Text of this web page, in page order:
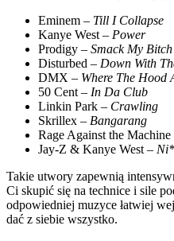
Eminem – Till I Collapse
Kanye West – Power
Prodigy – Smack My
Disturbed – Down With
DMX – Where The Hood
50 Cent – In Da Club
Linkin Park – Crawling
Skrillex – Bangarang
Rage Against the Machine
Jay-Z & Kanye West –
Takie utwory zapewnią
Ci skupić się na technice i sile
odpowiedniej muzyce łatwiej
dać z siebie wszystko.